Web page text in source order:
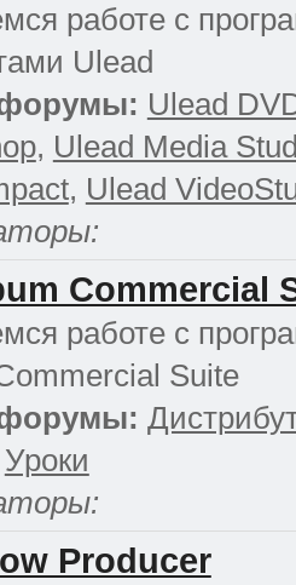
работе с
Ulead
Ulead
, Ulead Media
, Ulead
Commercial
работе с
Suite
Уроки
Producer